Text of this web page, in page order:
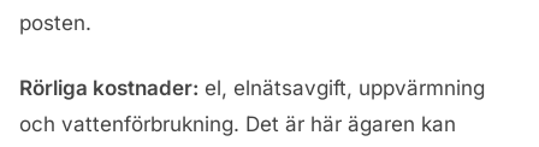
posten.
Rörliga kostnader: el, elnätsavgift, uppvärmning
och vattenförbrukning. Det är här ägaren kan